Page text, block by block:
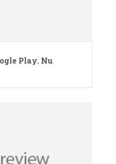
Play. Nu